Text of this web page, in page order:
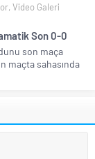
, Video Galeri
Son 0-0
son maça
maçta sahasında